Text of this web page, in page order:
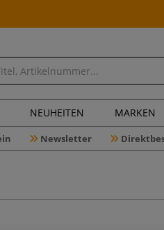
NEUHEITEN MARKEN
Newsletter